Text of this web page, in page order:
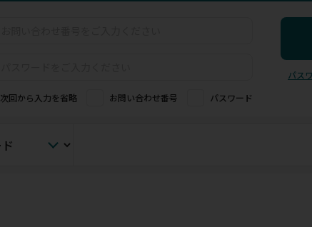
次回から入力を省略 お問い合わせ番号 パスワード
パス